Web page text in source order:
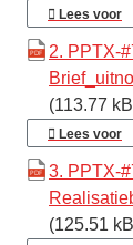
Lees voor
2. PPTX-
(113.77
Lees voor
3. PPTX-
(125.51